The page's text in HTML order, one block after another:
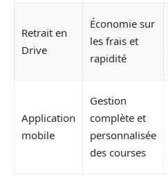
Retrait en
Drive
Économie sur
les frais et
rapidité
Application
mobile
Gestion
complète et
personnalisée
des courses